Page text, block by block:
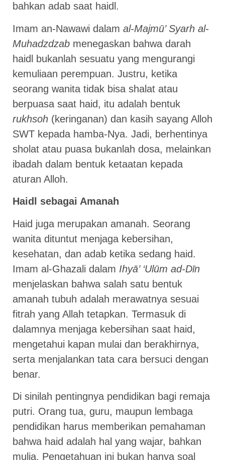
bahkan adab saat haidl.
Imam an-Nawawi dalam al-Majmū’ Syarh al-
Muhadzdzab menegaskan bahwa darah
haidl bukanlah sesuatu yang mengurangi
kemuliaan perempuan. Justru, ketika
seorang wanita tidak bisa shalat atau
berpuasa saat haid, itu adalah bentuk
rukhsoh (keringanan) dan kasih sayang Alloh
SWT kepada hamba-Nya. Jadi, berhentinya
sholat atau puasa bukanlah dosa, melainkan
ibadah dalam bentuk ketaatan kepada
aturan Alloh.
Haidl sebagai Amanah
Haid juga merupakan amanah. Seorang
wanita dituntut menjaga kebersihan,
kesehatan, dan adab ketika sedang haid.
Imam al-Ghazali dalam Ihyā’ ‘Ulūm ad-Dīn
menjelaskan bahwa salah satu bentuk
amanah tubuh adalah merawatnya sesuai
fitrah yang Allah tetapkan. Termasuk di
dalamnya menjaga kebersihan saat haid,
mengetahui kapan mulai dan berakhirnya,
serta menjalankan tata cara bersuci dengan
benar.
Di sinilah pentingnya pendidikan bagi remaja
putri. Orang tua, guru, maupun lembaga
pendidikan harus memberikan pemahaman
bahwa haid adalah hal yang wajar, bahkan
mulia. Pengetahuan ini bukan hanya soal